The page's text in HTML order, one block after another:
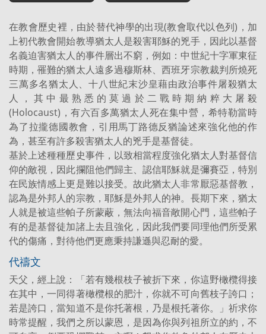
在教會歷史裡，由於替代神學的出現(教會取代以色列)，加
上初代教會開始教導猶太人是殺害耶穌的兇手，因此以基督
名義迫害猶太人的事件層出不窮，例如：中世紀十字軍東征
時期，罹難的猶太人遠多過穆斯林、西班牙宗教裁判所燒死
三萬多名猶太人、十八世紀末沙皇藉由政治事件屠殺猶太
人，其中最熟悉的莫過於二戰時期納粹大屠殺
(Holocaust)，有六百多萬猶太人死在集中營，希特勒當時
為了拉攏德國教會，引用馬丁路德反猶論述來強化他的作
為，甚至有許多殺害猶太人的兇手是基督徒。
基於上述種種歷史事件，以致相當程度強化猶太人對基督信
仰的敵視，因此攔阻他們歸主、認信耶穌就是彌賽亞，特別
在民族情感上更是難以接受。故此猶太人非常厭惡基督教，
認為是外邦人的宗教，耶穌是外邦人的神。長期下來，猶太
人就是被這些帕子所蒙蔽，無法向福音敞開心門，這些帕子
有的是基督徒加諸上去且強化，因此我們要同理他們所受累
代的傷痛，對待他們更應秉持謙遜與忍耐的愛。
代禱文
天父，經上說：「若有幾根枝子被折下來，你這野橄欖得接
在其中，一同得著橄欖根的肥汁，你就不可向舊枝子誇口；
若是誇口，當知道不是你托著根，乃是根托著你。」祈求你
時常提醒，我們之所以蒙恩，是因為你與列祖所立的約，不